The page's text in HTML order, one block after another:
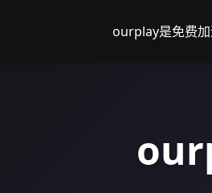
ourplay是免费